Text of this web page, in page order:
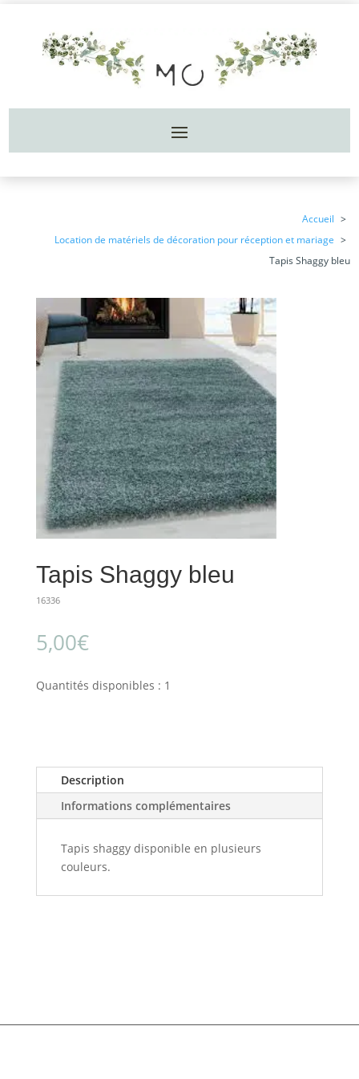
Accueil
Location de matériels de décoration pour réception et mariage
Tapis Shaggy bleu
Tapis Shaggy bleu
16336
5,00€
Quantités disponibles : 1
Description
Informations complémentaires
Tapis shaggy disponible en plusieurs
couleurs.